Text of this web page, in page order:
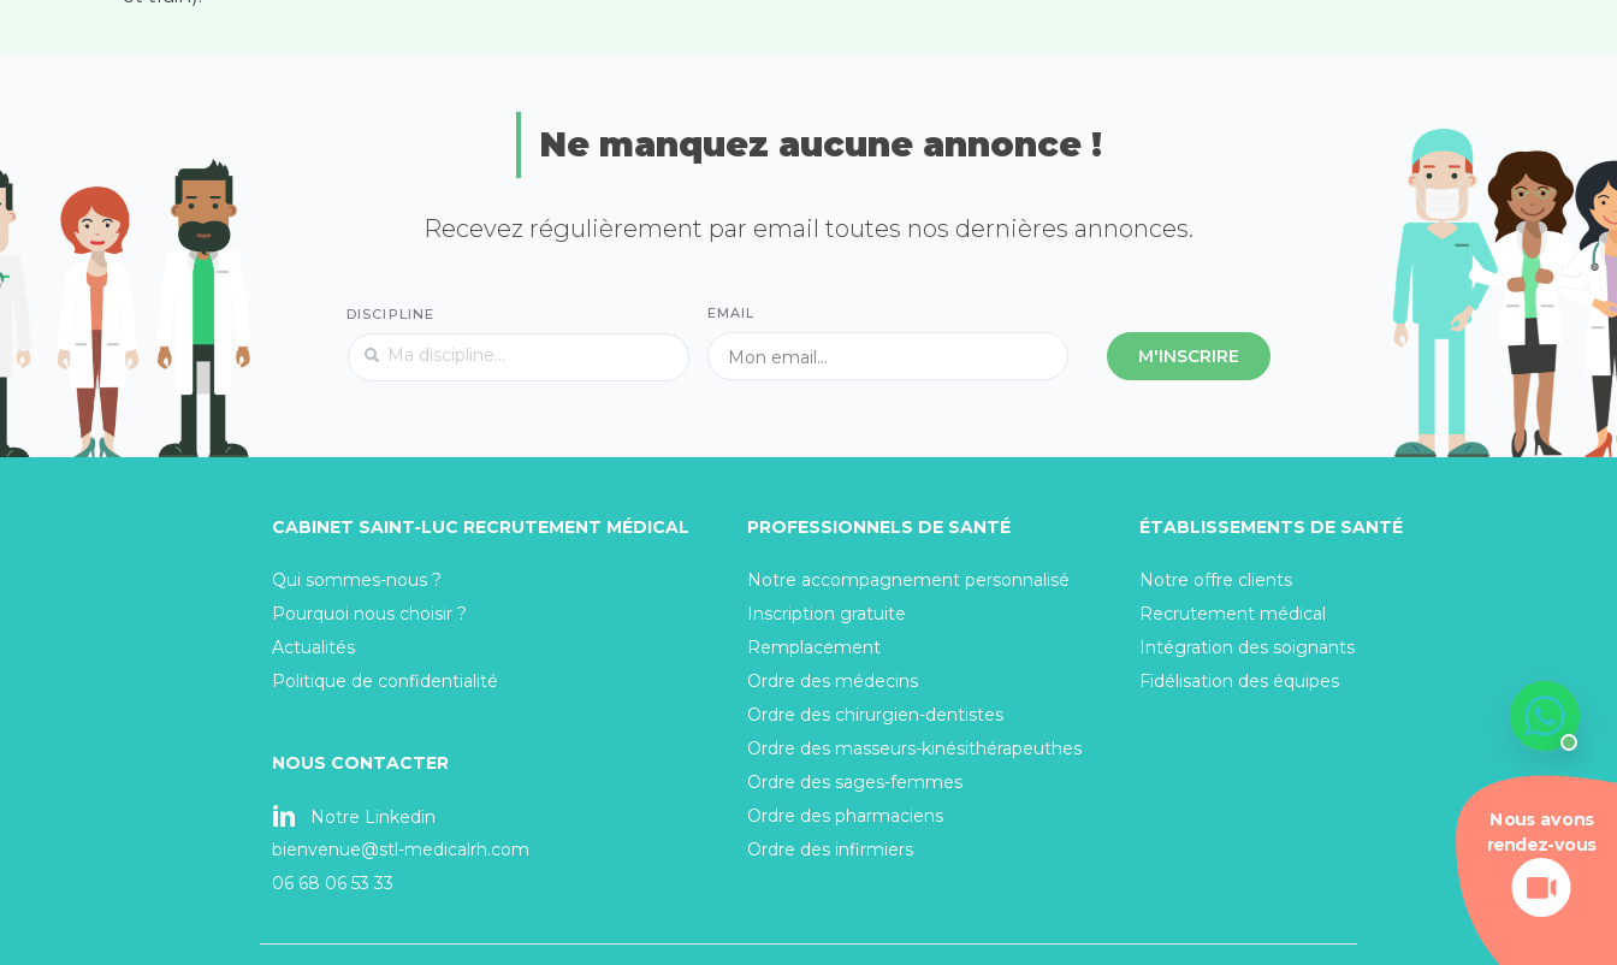
Ne manquez aucune annonce !
Recevez régulièrement par email toutes nos dernières annonces.
DISCIPLINE EMAIL
M'INSCRIRE
Nous avons
rendez-vous
CABINET SAINT-LUC RECRUTEMENT MÉDICAL
Qui sommes-nous ?
Pourquoi nous choisir ?
Actualités
Politique de confidentialité
NOUS CONTACTER
Notre Linkedin
bienvenue@stl-medicalrh.com
06 68 06 53 33
PROFESSIONNELS DE SANTÉ
Notre accompagnement personnalisé
Inscription gratuite
Remplacement
Ordre des médecins
Ordre des chirurgien-dentistes
Ordre des masseurs-kinésithérapeuthes
Ordre des sages-femmes
Ordre des pharmaciens
Ordre des infirmiers
ÉTABLISSEMENTS DE SANTÉ
Notre offre clients
Recrutement médical
Intégration des soignants
Fidélisation des équipes